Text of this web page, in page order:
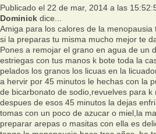
Publicado el 22 de mar, 2014 a las
Dominick dice...
Amiga para los calores de la
si la preparas tu misma mucho mejor te
Pones a remojar el grano en agua de un
estriegas con tus manos k bote toda la
pelados los granos los licuas en la
a hervir por 45 minutos le hechas con la
de bicarbonato de sodio,revuelves para k
despues de esos 45 minutos la dejas
tomas con un poco de azucar o miel,la
preparar arepas o masitas con ella es